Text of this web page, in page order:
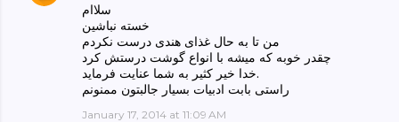
سلاام
خسته نباشین
من تا به حال غذای هندی درست نکردم
چقدر خوبه که میشه با انواع گوشت درستش کرد
خدا خیر کثیر به شما عنایت فرماید.
راستی بابت ادبیات بسیار جالبتون ممنونم
January 17, 2014 at 11:09 AM